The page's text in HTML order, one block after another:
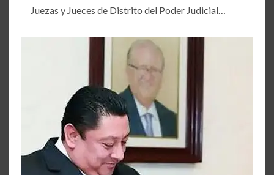
Juezas y Jueces de Distrito del Poder Judicial…